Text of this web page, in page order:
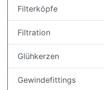
Filterköpfe
Filtration
Glühkerzen
Gewindefittings